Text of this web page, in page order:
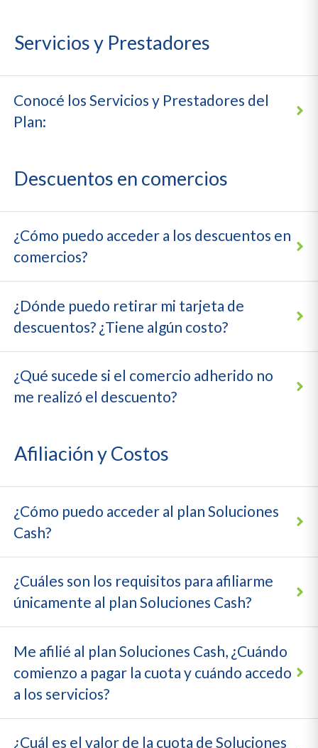
Servicios y Prestadores
Conocé los Servicios y Prestadores del
Plan:
Descuentos en comercios
¿Cómo puedo acceder a los descuentos en
comercios?
¿Dónde puedo retirar mi tarjeta de
descuentos? ¿Tiene algún costo?
¿Qué sucede si el comercio adherido no
me realizó el descuento?
Afiliación y Costos
¿Cómo puedo acceder al plan Soluciones
Cash?
¿Cuáles son los requisitos para afiliarme
únicamente al plan Soluciones Cash?
Me afilié al plan Soluciones Cash, ¿Cuándo
comienzo a pagar la cuota y cuándo accedo
a los servicios?
¿Cuál es el valor de la cuota de Soluciones